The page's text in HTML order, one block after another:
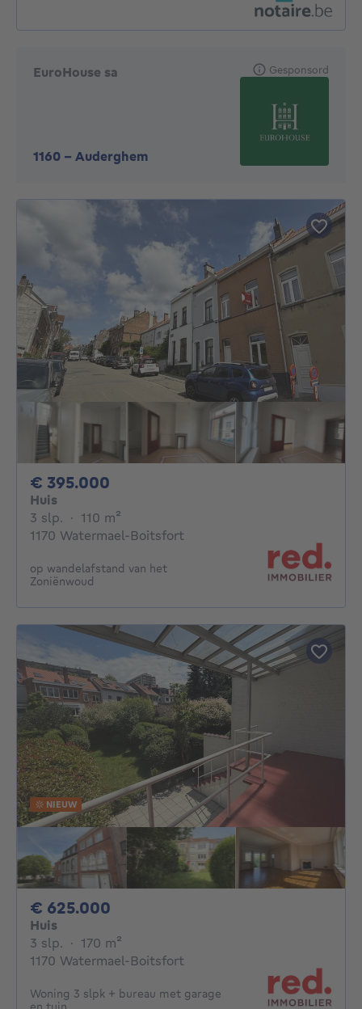
EuroHouse sa
1160 - Auderghem
Gesponsord
€ 395.000
Huis
3 slp. 3 slaapkamers
· 110 m²
1170 Watermael-Boitsfort
op wandelafstand van het
Zoniënwoud
NIEUW
€ 625.000
Huis
3 slp. 3 slaapkamers
· 170 m²
1170 Watermael-Boitsfort
Woning 3 slpk + bureau met garage